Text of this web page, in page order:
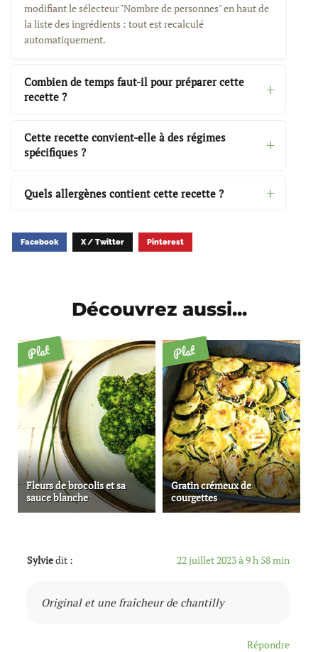
modifiant le sélecteur "Nombre de personnes" en haut de
la liste des ingrédients : tout est recalculé
automatiquement.
Combien de temps faut-il pour préparer cette
recette ?
Cette recette convient-elle à des régimes
spécifiques ?
Quels allergènes contient cette recette ?
Facebook X / Twitter Pinterest
Découvrez aussi...
Plat
Fleurs de brocolis et sa
sauce blanche
Plat
Gratin crémeux de
courgettes
Sylviedit : 22 juillet 2023 à 9 h 58 min
Original et une fraîcheur de chantilly
Répondre